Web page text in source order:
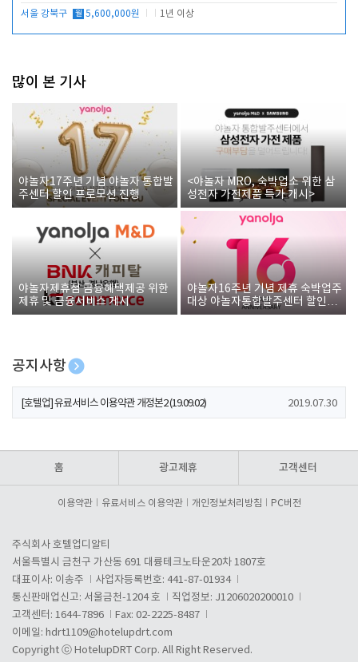
서울 강북구 월 5,600,000원 1년 이상
많이 본 기사
야놀자17주년 기념 야놀자 통합발
주센터 할인 프로모션 진행
<야놀자 MRO, 숙박업소 위한 삼
성전자 가전제품 특가 개시>
야놀자제휴점 금융혜택제공 위한
제휴 및 금융서비스 게시
야놀자16주년 기념 제휴 숙박업주
대상 야놀자통합발주센터 할인쿠
폰 증정
공지사항
[호텔업] 개인정보 처리방침 개정본1 (19.09.02)
[호텔업] 유료서비스 이용약관 개정본2 (19.09.02) 2019.07.30
홈 광고제휴 고객센터
이용약관 유료서비스 이용약관 개인정보처리방침 PC버전
주식회사 호텔업디알티
서울특별시 금천구 가산동 691 대륭테크노타운20차 1807호
대표이사: 이송주
사업자등록번호: 441-87-01934
통신판매업신고: 서울금천-1204 호
직업정보: J1206020200010
고객센터: 1644-7896
Fax: 02-2225-8487
이메일: hdrt1109@hotelupdrt.com
Copyright ⓒ HotelupDRT Corp. All Right Reserved.